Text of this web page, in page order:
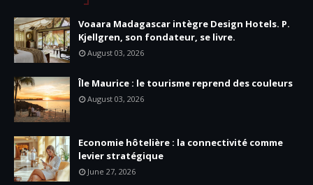
Voaara Madagascar intègre Design Hotels. P.
Kjellgren, son fondateur, se livre.
August 03, 2026
Île Maurice : le tourisme reprend des couleurs
August 03, 2026
Economie hôtelière : la connectivité comme
levier stratégique
June 27, 2026